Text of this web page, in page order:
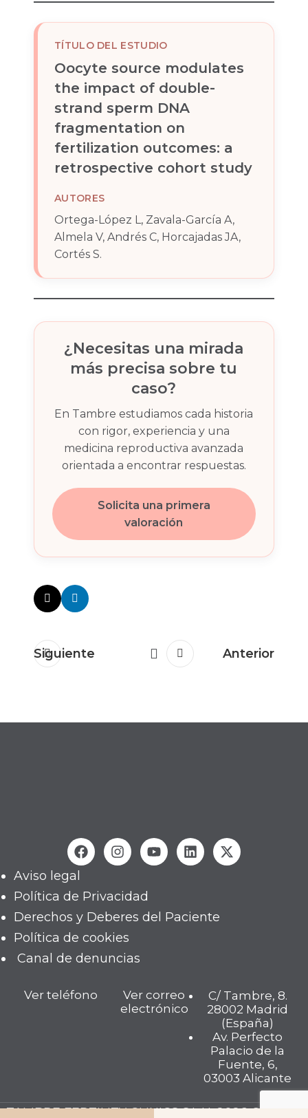
TÍTULO DEL ESTUDIO
Oocyte source modulates
the impact of double-
strand sperm DNA
fragmentation on
fertilization outcomes: a
retrospective cohort study
AUTORES
Ortega-López L, Zavala-García A,
Almela V, Andrés C, Horcajadas JA,
Cortés S.
¿Necesitas una mirada
más precisa sobre tu
caso?
En Tambre estudiamos cada historia
con rigor, experiencia y una
medicina reproductiva avanzada
orientada a encontrar respuestas.
Solicita una primera
valoración
Siguiente Anterior
Aviso legal
Política de Privacidad
Derechos y Deberes del Paciente
Política de cookies
Canal de denuncias
Ver teléfono
Ver correo
electrónico
C/ Tambre, 8.
28002 Madrid
(España)
Av. Perfecto
Palacio de la
Fuente, 6,
03003 Alicante
TAMBRE FERTILITY CLINICS S.L.U. 2026 © Todos